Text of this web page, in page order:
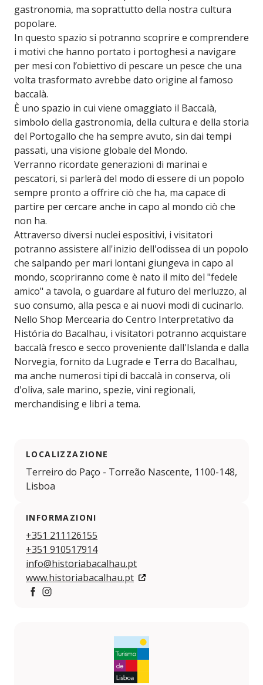
gastronomia, ma soprattutto della nostra cultura
popolare.
In questo spazio si potranno scoprire e comprendere
i motivi che hanno portato i portoghesi a navigare
per mesi con l’obiettivo di pescare un pesce che una
volta trasformato avrebbe dato origine al famoso
baccalà.
È uno spazio in cui viene omaggiato il Baccalà,
simbolo della gastronomia, della cultura e della storia
del Portogallo che ha sempre avuto, sin dai tempi
passati, una visione globale del Mondo.
Verranno ricordate generazioni di marinai e
pescatori, si parlerà del modo di essere di un popolo
sempre pronto a offrire ciò che ha, ma capace di
partire per cercare anche in capo al mondo ciò che
non ha.
Attraverso diversi nuclei espositivi, i visitatori
potranno assistere all'inizio dell'odissea di un popolo
che salpando per mari lontani giungeva in capo al
mondo, scopriranno come è nato il mito del "fedele
amico" a tavola, o guardare al futuro del merluzzo, al
suo consumo, alla pesca e ai nuovi modi di cucinarlo.
Nello Shop Mercearia do Centro Interpretativo da
História do Bacalhau, i visitatori potranno acquistare
baccalà fresco e secco proveniente dall'Islanda e dalla
Norvegia, fornito da Lugrade e Terra do Bacalhau,
ma anche numerosi tipi di baccalà in conserva, oli
d'oliva, sale marino, spezie, vini regionali,
merchandising e libri a tema.
LOCALIZZAZIONE
Terreiro do Paço - Torreão Nascente, 1100-148,
Lisboa
INFORMAZIONI
+351 211126155
+351 910517914
info@historiabacalhau.pt
www.historiabacalhau.pt